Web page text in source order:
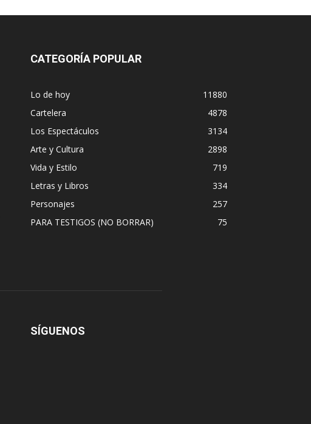
CATEGORÍA POPULAR
Lo de hoy
11880
Cartelera
4878
Los Espectáculos
3134
Arte y Cultura
2898
Vida y Estilo
719
Letras y Libros
334
Personajes
257
PARA TESTIGOS (NO BORRAR)
75
SÍGUENOS